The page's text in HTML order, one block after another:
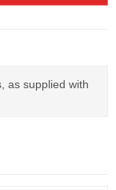
as supplied with